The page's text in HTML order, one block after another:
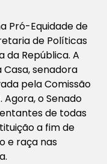
Pró-Equidade de
de Políticas
da República. A
senadora
pela Comissão
o Senado
de todas
a fim de
e raça nas